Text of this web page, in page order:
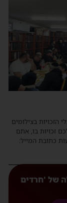
הזכויות בצילומים
זכויות בו, אתם
כתובת המייל:
של 'חרדים